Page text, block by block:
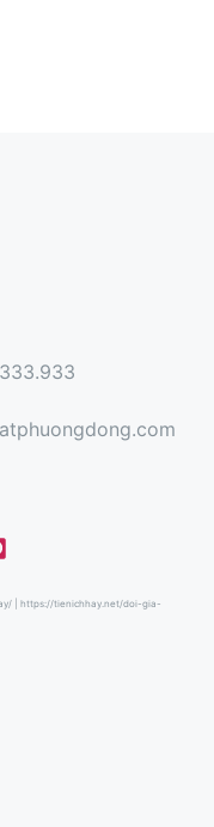
https://tienichhay.net/doi-gia-